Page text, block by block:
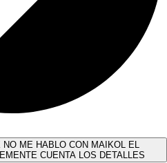
NO ME HABLO CON MAIKOL EL
CUENTA LOS DETALLES